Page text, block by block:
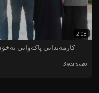
2:08
كارمەندانی پاكەوانی
3 years ago